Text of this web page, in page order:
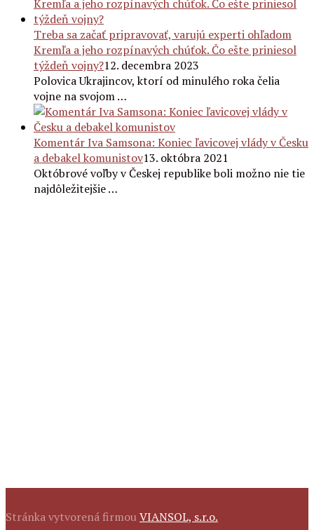
Treba sa začať pripravovať, varujú experti ohľadom
Kremľa a jeho rozpínavých chúťok. Čo ešte priniesol
týždeň vojny?12. decembra 2023
Polovica Ukrajincov, ktorí od minulého roka čelia
vojne na svojom …
Komentár Iva Samsona: Koniec ľavicovej vlády v Česku
a debakel komunistov13. októbra 2021
Októbrové voľby v Českej republike boli možno nie tie
najdôležitejšie …
Stránka vytvorená firmou VIANSOL, s.r.o.